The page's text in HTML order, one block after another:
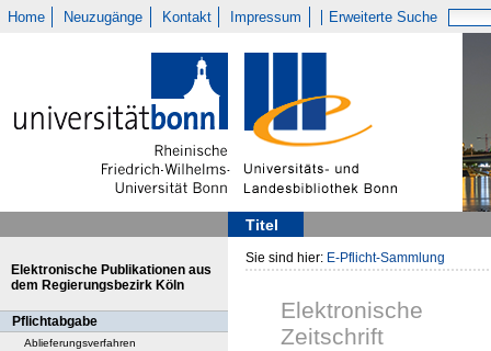
Home Neuzugänge Kontakt Impressum Erweiterte Suche
Titel
Elektronische Publikationen aus
dem Regierungsbezirk Köln
Pflichtabgabe
Ablieferungsverfahren
Sie sind hier: E-Pflicht-Sammlung
Elektronische
Zeitschrift